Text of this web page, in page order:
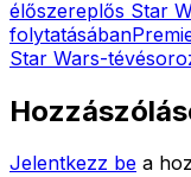
élőszereplős Star
folytatásában
Star Wars-
Jelentkezz be a